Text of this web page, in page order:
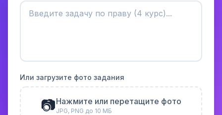
Или загрузите фото задания
📷Нажмите или перетащите фото
JPG, PNG до 10 МБ